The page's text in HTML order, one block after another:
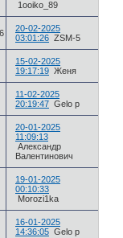
1ooiko_89
20-02-2025
03:01:26 ZSM-5
15-02-2025
19:17:19 Женя
11-02-2025
20:19:47 Gelo p
20-01-2025
11:09:13
Александр
Валентинович
19-01-2025
00:10:33
Morozi1ka
16-01-2025
14:36:05 Gelo p